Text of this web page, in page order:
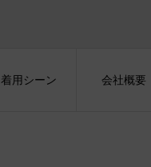
着用シーン 会社概要